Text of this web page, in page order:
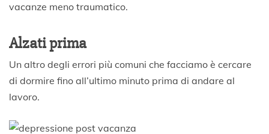
vacanze meno traumatico.
Alzati prima
Un altro degli errori più comuni che facciamo è cercare
di dormire fino all’ultimo minuto prima di andare al
lavoro.